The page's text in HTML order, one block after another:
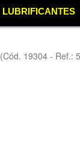
LUBRIFICANTES
(Cód. 19304 - Ref.: